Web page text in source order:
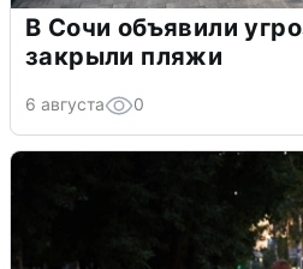
В Сочи объявили
закрыли пляжи
6 августа 0